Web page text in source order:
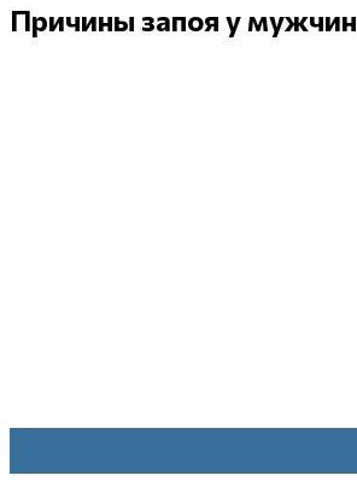
Причины запоя у мужчин